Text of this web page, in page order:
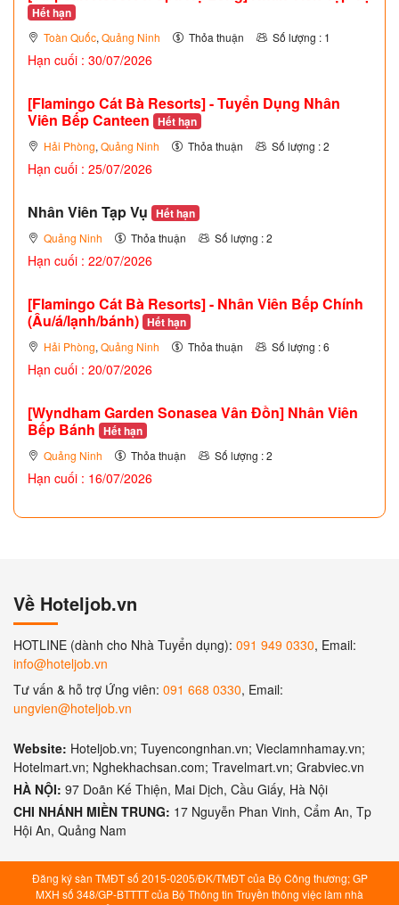
Hết hạn
Toàn Quốc, Quảng Ninh Thỏa thuận Số lượng : 1
Hạn cuối : 30/07/2026
[Flamingo Cát Bà Resorts] - Tuyển Dụng Nhân
Viên Bếp Canteen Hết hạn
Hải Phòng, Quảng Ninh Thỏa thuận Số lượng : 2
Hạn cuối : 25/07/2026
Nhân Viên Tạp Vụ Hết hạn
Quảng Ninh Thỏa thuận Số lượng : 2
Hạn cuối : 22/07/2026
[Flamingo Cát Bà Resorts] - Nhân Viên Bếp Chính
(Âu/á/lạnh/bánh) Hết hạn
Hải Phòng, Quảng Ninh Thỏa thuận Số lượng : 6
Hạn cuối : 20/07/2026
[Wyndham Garden Sonasea Vân Đồn] Nhân Viên
Bếp Bánh Hết hạn
Quảng Ninh Thỏa thuận Số lượng : 2
Hạn cuối : 16/07/2026
Về Hoteljob.vn
HOTLINE (dành cho Nhà Tuyển dụng): 091 949 0330, Email:
info@hoteljob.vn
Tư vấn & hỗ trợ Ứng viên: 091 668 0330, Email:
ungvien@hoteljob.vn
Website: Hoteljob.vn; Tuyencongnhan.vn; Vieclamnhamay.vn;
Hotelmart.vn; Nghekhachsan.com; Travelmart.vn; Grabviec.vn
HÀ NỘI: 97 Doãn Kế Thiện, Mai Dịch, Cầu Giấy, Hà Nội
CHI NHÁNH MIỀN TRUNG: 17 Nguyễn Phan Vinh, Cẩm An, Tp
Hội An, Quảng Nam
Đăng ký sàn TMĐT số 2015-0205/ĐK/TMĐT của Bộ Công thương; GP
MXH số 348/GP-BTTTT của Bộ Thông tin Truyền thông việc làm nhà